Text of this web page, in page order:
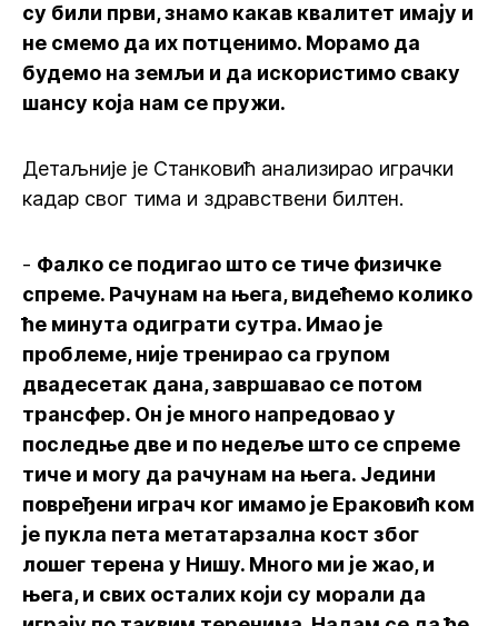
су били први, знамо какав квалитет имају и
не смемо да их потценимо. Морамо да
будемо на земљи и да искористимо сваку
шансу која нам се пружи.
Детаљније је Станковић анализирао играчки
кадар свог тима и здравствени билтен.
- Фалко се подигао што се тиче физичке
спреме. Рачунам на њега, видећемо колико
ће минута одиграти сутра. Имао је
проблеме, није тренирао са групом
двадесетак дана, завршавао се потом
трансфер. Он је много напредовао у
последње две и по недеље што се спреме
тиче и могу да рачунам на њега. Једини
повређени играч ког имамо је Ераковић ком
је пукла пета метатарзална кост због
лошег терена у Нишу. Много ми је жао, и
њега, и свих осталих који су морали да